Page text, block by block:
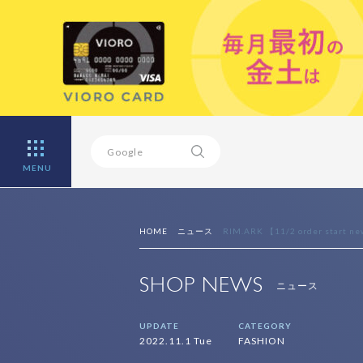
MENU
HOME ニュース RIM.ARK 【11/2 order start
SHOP NEWS ニュース
UPDATE
2022.11.1 Tue
CATEGORY
FASHION